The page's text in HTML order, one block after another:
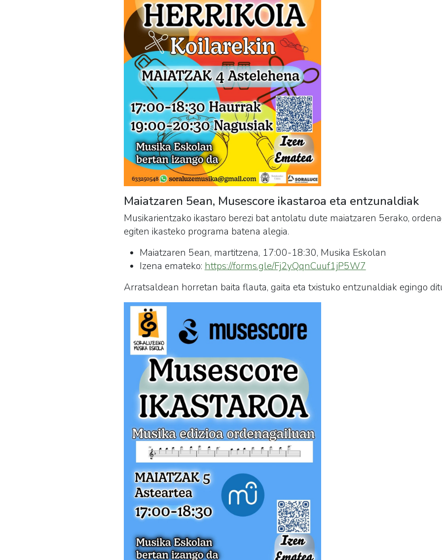
Maiatzaren 5ean, Musescore ikastaroa eta entzunaldiak
Musikarientzako ikastaro berezi bat antolatu dute maiatzaren 5erako,
egiten ikasteko programa batena alegia.
Maiatzaren 5ean, martitzena, 17:00-18:30, Musika Eskolan
Izena emateko:https://forms.gle/Fj2yQqnCuuf1jP5W7
Arratsaldean horretan baita flauta, gaita eta txistuko entzunaldiak egingo